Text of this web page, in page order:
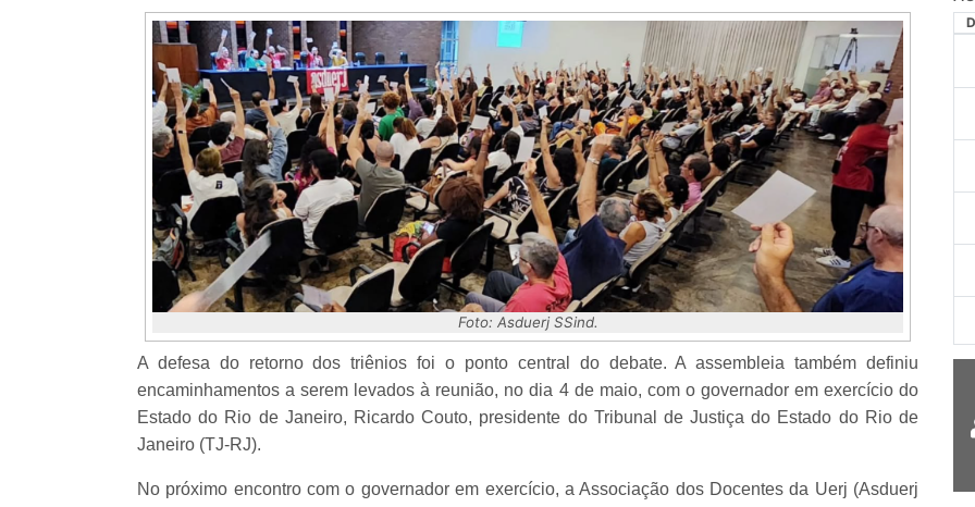
Foto: Asduerj SSind.
A defesa do retorno dos triênios foi o ponto central do debate. A assembleia também definiu
encaminhamentos a serem levados à reunião, no dia 4 de maio, com o governador em exercício do
Estado do Rio de Janeiro, Ricardo Couto, presidente do Tribunal de Justiça do Estado do Rio de
Janeiro (TJ-RJ).
No próximo encontro com o governador em exercício, a Associação dos Docentes da Uerj (Asduerj